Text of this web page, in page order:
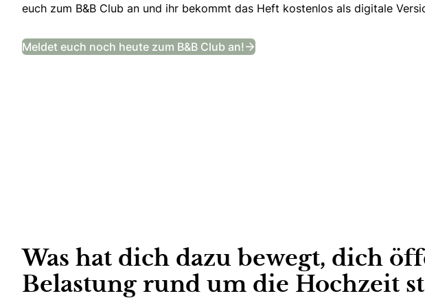
euch zum B&B Club an und ihr bekommt das Heft kostenlos als digitale
Meldet euch noch heute zum B&B Club an!
Was hat dich dazu bewegt, dich
Belastung rund um die Hochzeit